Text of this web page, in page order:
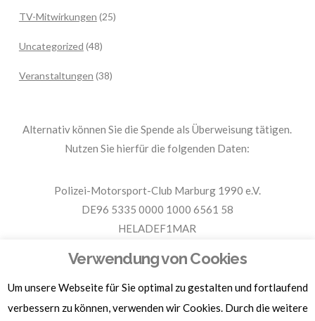
TV-Mitwirkungen (25)
Uncategorized (48)
Veranstaltungen (38)
Alternativ können Sie die Spende als Überweisung tätigen.
Nutzen Sie hierfür die folgenden Daten:
Polizei-Motorsport-Club Marburg 1990 e.V.
DE96 5335 0000 1000 6561 58
HELADEF1MAR
Für Spendenbescheinigungen, Sachspenden und weitere
Informationen, hier klicken.
Verwendung von Cookies
Um unsere Webseite für Sie optimal zu gestalten und fortlaufend
verbessern zu können, verwenden wir Cookies. Durch die weitere